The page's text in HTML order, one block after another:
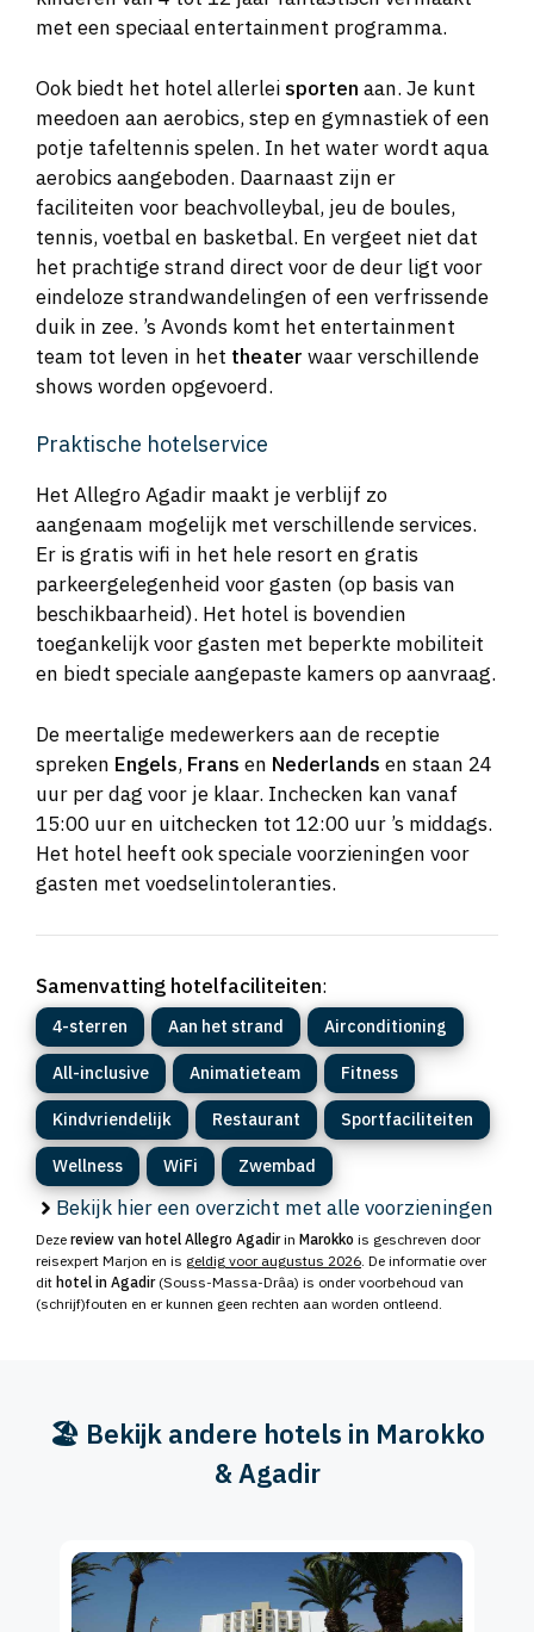
met een speciaal entertainment programma.
Ook biedt het hotel allerlei sporten aan. Je kunt
meedoen aan aerobics, step en gymnastiek of een
potje tafeltennis spelen. In het water wordt aqua
aerobics aangeboden. Daarnaast zijn er
faciliteiten voor beachvolleybal, jeu de boules,
tennis, voetbal en basketbal. En vergeet niet dat
het prachtige strand direct voor de deur ligt voor
eindeloze strandwandelingen of een verfrissende
duik in zee. ’s Avonds komt het entertainment
team tot leven in het theater waar verschillende
shows worden opgevoerd.
Praktische hotelservice
Het Allegro Agadir maakt je verblijf zo
aangenaam mogelijk met verschillende services.
Er is gratis wifi in het hele resort en gratis
parkeergelegenheid voor gasten (op basis van
beschikbaarheid). Het hotel is bovendien
toegankelijk voor gasten met beperkte mobiliteit
en biedt speciale aangepaste kamers op aanvraag.
De meertalige medewerkers aan de receptie
spreken Engels, Frans en Nederlands en staan 24
uur per dag voor je klaar. Inchecken kan vanaf
15:00 uur en uitchecken tot 12:00 uur ’s middags.
Het hotel heeft ook speciale voorzieningen voor
gasten met voedselintoleranties.
Samenvatting hotelfaciliteiten:
4-sterren Aan het strand Airconditioning
All-inclusive Animatieteam Fitness
Kindvriendelijk Restaurant Sportfaciliteiten
Wellness WiFi Zwembad
Bekijk hier een overzicht met alle voorzieningen
Deze review van hotel Allegro Agadirin Marokko is geschreven door
reisexpert Marjon en is geldig voor augustus 2026 . De informatie over
dit hotel in Agadir(Souss-Massa-Drâa) is onder voorbehoud van
(schrijf)fouten en er kunnen geen rechten aan worden ontleend.
🏖️ Bekijk andere hotels in Marokko
& Agadir